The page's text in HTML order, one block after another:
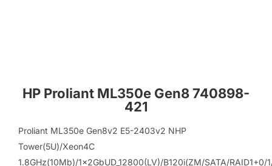
HP Proliant ML350e Gen8 740898-
421
Proliant ML350e Gen8v2 E5-2403v2 NHP
Tower(5U)/Xeon4C
1.8GHz(10Mb)/1x2GbUD_12800(LV)/B120i(ZM/SATA/